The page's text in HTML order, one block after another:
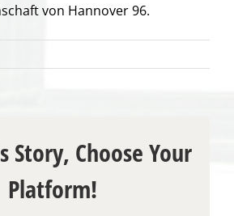
von Hannover 96.
Story, Choose Your
Platform!